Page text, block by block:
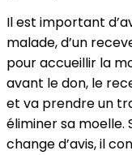
Il est important
malade, d’un
pour accueillir la
avant le don, le
et va prendre un
éliminer sa moelle.
change d’avis, il